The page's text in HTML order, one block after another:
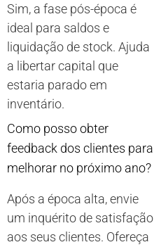
Sim, a fase pós-época é
ideal para saldos e
liquidação de stock. Ajuda
a libertar capital que
estaria parado em
inventário.
Como posso obter
feedback dos clientes para
melhorar no próximo ano?
Após a época alta, envie
um inquérito de satisfação
aos seus clientes. Ofereça